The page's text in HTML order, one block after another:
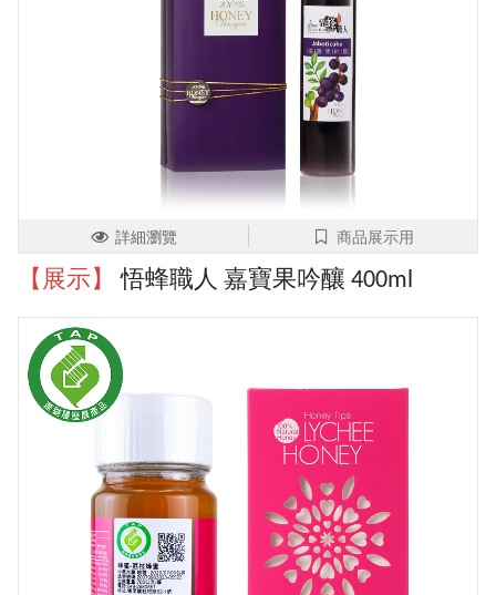
詳細瀏覽 商品展示用
【展示】 悟蜂職人 嘉寶果吟釀 400ml